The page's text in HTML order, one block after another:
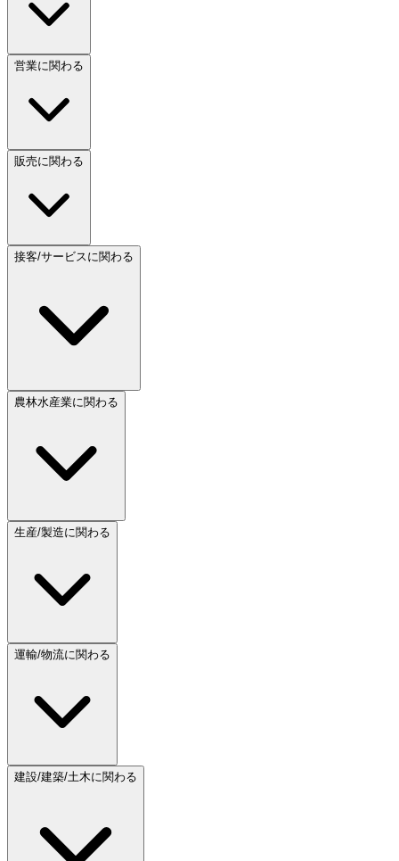
営業に関わる
販売に関わる
接客/サービスに関わる
農林水産業に関わる
生産/製造に関わる
運輸/物流に関わる
建設/建築/土木に関わる